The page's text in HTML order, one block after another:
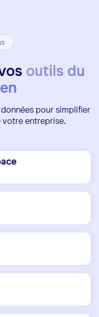
outils du
pour simplifier
entreprise.